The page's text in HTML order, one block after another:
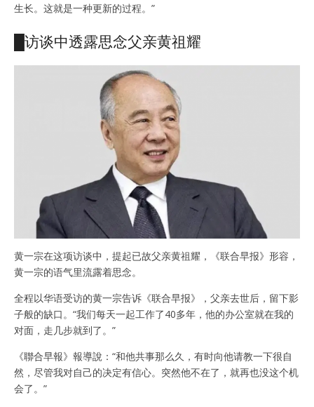
生长。这就是一种更新的过程。”
█访谈中透露思念父亲黄祖耀
黄一宗在这项访谈中，提起已故父亲黄祖耀，《联合早报》形容，
黄一宗的语气里流露着思念。
全程以华语受访的黄一宗告诉《联合早报》，父亲去世后，留下影
子般的缺口。“我们每天一起工作了40多年，他的办公室就在我的
对面，走几步就到了。”
《聯合早報》報導說：“和他共事那么久，有时向他请教一下很自
然，尽管我对自己的决定有信心。突然他不在了，就再也没这个机
会了。”